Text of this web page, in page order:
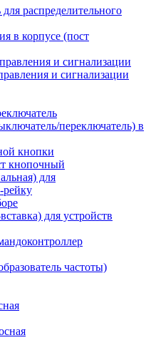
распределительного
в корпусе (пост
и сигнализации
и сигнализации
переключатель) в
кнопки
кнопочный
для
рейку
для устройств
частоты)